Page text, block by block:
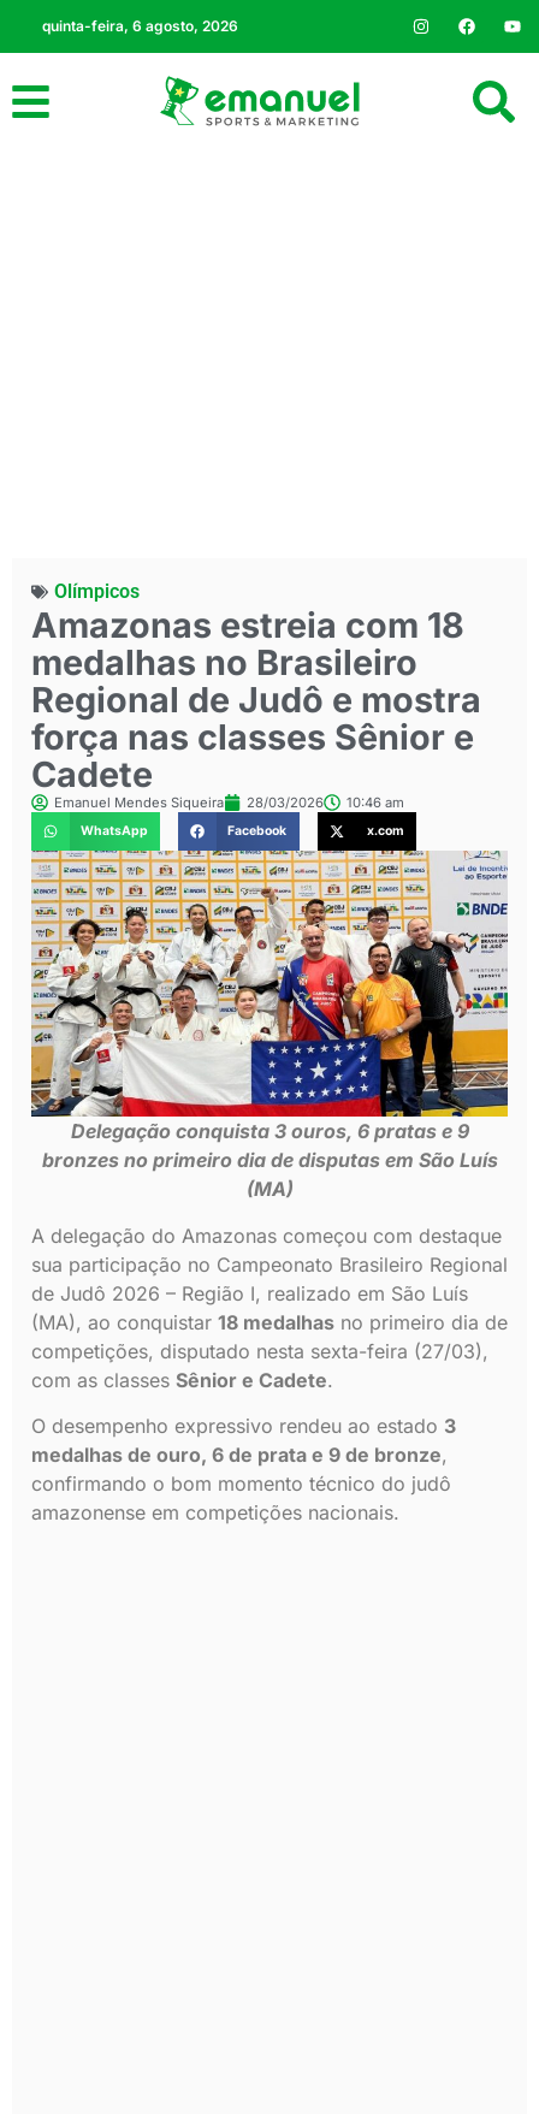
quinta-feira, 6 agosto, 2026
Olímpicos
Amazonas estreia com 18
medalhas no Brasileiro
Regional de Judô e mostra
força nas classes Sênior e
Cadete
Emanuel Mendes Siqueira 28/03/2026 10:46 am
WhatsApp Facebook x.com
Delegação conquista 3 ouros, 6 pratas e 9
bronzes no primeiro dia de disputas em São Luís
(MA)
A delegação do Amazonas começou com destaque
sua participação no Campeonato Brasileiro Regional
de Judô 2026 – Região I, realizado em São Luís
(MA), ao conquistar 18 medalhas no primeiro dia de
competições, disputado nesta sexta-feira (27/03),
com as classes Sênior e Cadete.
O desempenho expressivo rendeu ao estado 3
medalhas de ouro, 6 de prata e 9 de bronze,
confirmando o bom momento técnico do judô
amazonense em competições nacionais.